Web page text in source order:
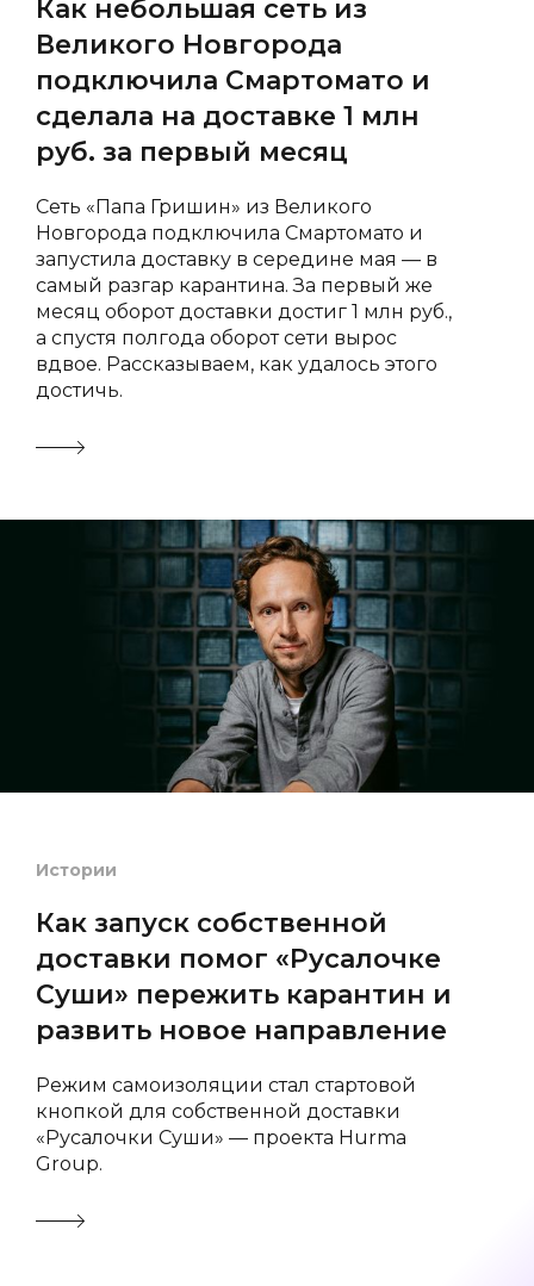
Как небольшая сеть из
Великого Новгорода
подключила Смартомато и
сделала на доставке 1 млн
руб. за первый месяц
Сеть «Папа Гришин» из Великого
Новгорода подключила Смартомато и
запустила доставку в середине мая — в
самый разгар карантина. За первый же
месяц оборот доставки достиг 1 млн руб.,
а спустя полгода оборот сети вырос
вдвое. Рассказываем, как удалось этого
достичь.
Истории
Как запуск собственной
доставки помог «Русалочке
Суши» пережить карантин и
развить новое направление
Режим самоизоляции стал стартовой
кнопкой для собственной доставки
«Русалочки Суши» — проекта Hurma
Group.
🍔
📚
✏️
✏️
🍔
📚
✏️
🍔
✏️
📚